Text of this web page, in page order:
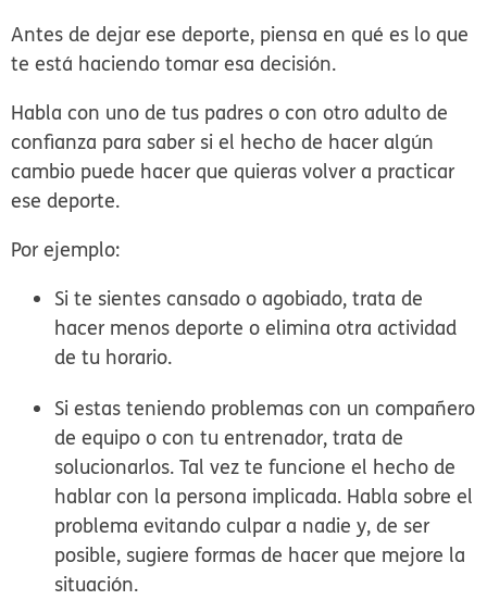
Antes de dejar ese deporte, piensa en qué es lo que
te está haciendo tomar esa decisión.
Habla con uno de tus padres o con otro adulto de
confianza para saber si el hecho de hacer algún
cambio puede hacer que quieras volver a practicar
ese deporte.
Por ejemplo:
Si te sientes cansado o agobiado, trata de
hacer menos deporte o elimina otra actividad
de tu horario.
Si estas teniendo problemas con un compañero
de equipo o con tu entrenador, trata de
solucionarlos. Tal vez te funcione el hecho de
hablar con la persona implicada. Habla sobre el
problema evitando culpar a nadie y, de ser
posible, sugiere formas de hacer que mejore la
situación.